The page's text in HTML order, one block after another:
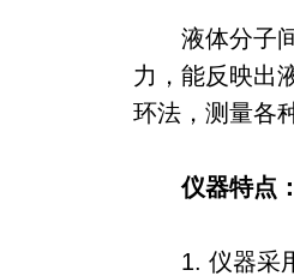
液体分子间
力，能反映出
环法，测量各
仪器特点
1. 仪器采用